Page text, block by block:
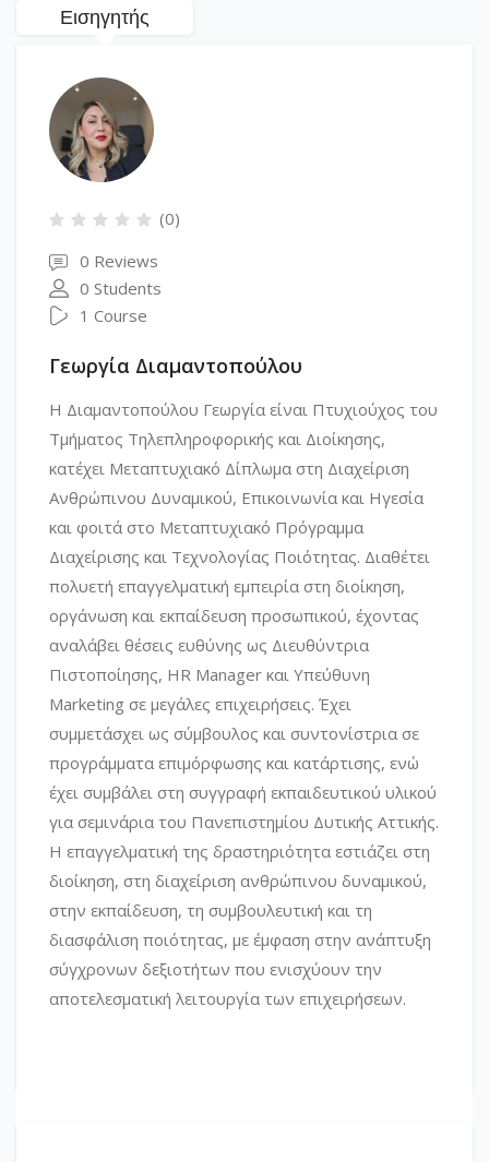
Εισηγητής
(0)
0 Reviews
0 Students
1 Course
Γεωργία Διαμαντοπούλου
Η Διαμαντοπούλου Γεωργία είναι Πτυχιούχος του
Τμήματος Τηλεπληροφορικής και Διοίκησης,
κατέχει Μεταπτυχιακό Δίπλωμα στη Διαχείριση
Ανθρώπινου Δυναμικού, Επικοινωνία και Ηγεσία
και φοιτά στο Μεταπτυχιακό Πρόγραμμα
Διαχείρισης και Τεχνολογίας Ποιότητας. Διαθέτει
πολυετή επαγγελματική εμπειρία στη διοίκηση,
οργάνωση και εκπαίδευση προσωπικού, έχοντας
αναλάβει θέσεις ευθύνης ως Διευθύντρια
Πιστοποίησης, HR Manager και Υπεύθυνη
Marketing σε μεγάλες επιχειρήσεις. Έχει
συμμετάσχει ως σύμβουλος και συντονίστρια σε
προγράμματα επιμόρφωσης και κατάρτισης, ενώ
έχει συμβάλει στη συγγραφή εκπαιδευτικού υλικού
για σεμινάρια του Πανεπιστημίου Δυτικής Αττικής.
Η επαγγελματική της δραστηριότητα εστιάζει στη
διοίκηση, στη διαχείριση ανθρώπινου δυναμικού,
στην εκπαίδευση, τη συμβουλευτική και τη
διασφάλιση ποιότητας, με έμφαση στην ανάπτυξη
σύγχρονων δεξιοτήτων που ενισχύουν την
αποτελεσματική λειτουργία των επιχειρήσεων.